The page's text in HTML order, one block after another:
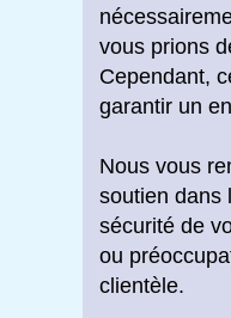
vous prions
Cependant,
garantir un
Nous vous
soutien dans
sécurité de
ou
clientèle.